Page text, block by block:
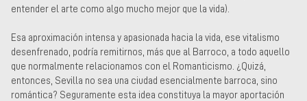
entender el arte como algo mucho mejor que la vida).
Esa aproximación intensa y apasionada hacia la vida, ese vitalismo
desenfrenado, podría remitirnos, más que al Barroco, a todo aquello
que normalmente relacionamos con el Romanticismo. ¿Quizá,
entonces, Sevilla no sea una ciudad esencialmente barroca, sino
romántica? Seguramente esta idea constituya la mayor aportación